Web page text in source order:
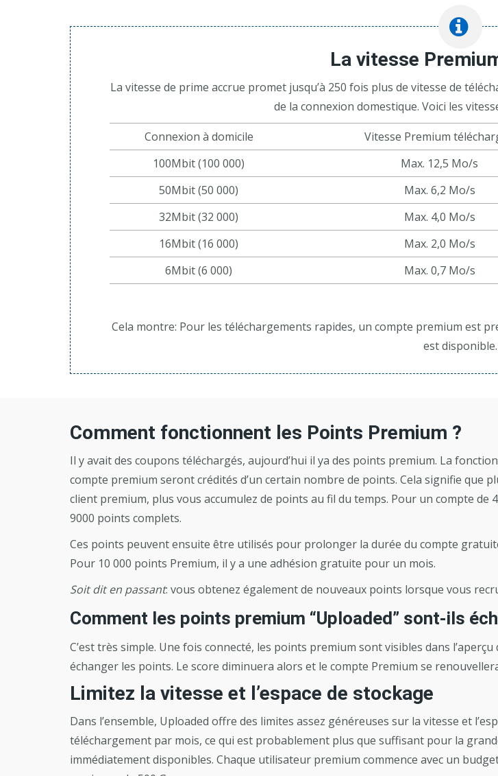
La vitesse
La vitesse de prime accrue promet jusqu’à 250 fois plus de vitesse de
de la connexion domestique. Voici les
Connexion à domicile
Vitesse Premium
100Mbit (100 000)
Max. 12,5 Mo/s
50Mbit (50 000)
Max. 6,2 Mo/s
32Mbit (32 000)
Max. 4,0 Mo/s
16Mbit (16 000)
Max. 2,0 Mo/s
6Mbit (6 000)
Max. 0,7 Mo/s
Cela montre: Pour les téléchargements rapides, un compte premium est
est disponible.
Comment fonctionnent les Points Premium ?
Il y avait des coupons téléchargés, aujourd’hui il ya des points premium. La
compte premium seront crédités d’un certain nombre de points. Cela signifie que
client premium, plus vous accumulez de points au fil du temps. Pour un compte de
9000 points complets.
Ces points peuvent ensuite être utilisés pour prolonger la durée du compte
Pour 10 000 points Premium, il y a une adhésion gratuite pour un mois.
Soit dit en passant: vous obtenez également de nouveaux points lorsque vous
Comment les points premium “Uploaded” sont-ils
C’est très simple. Une fois connecté, les points premium sont visibles dans
échanger les points. Le score diminuera alors et le compte Premium se
Limitez la vitesse et l’espace de stockage
Dans l’ensemble, Uploaded offre des limites assez généreuses sur la vitesse et
téléchargement par mois, ce qui est probablement plus que suffisant pour la
immédiatement disponibles. Chaque utilisateur premium commence avec un